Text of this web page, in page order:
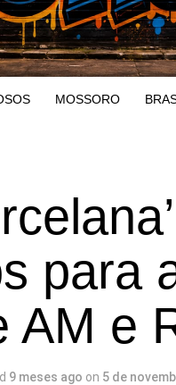
MOSSORO
para
AM e
9 meses ago on 5 de